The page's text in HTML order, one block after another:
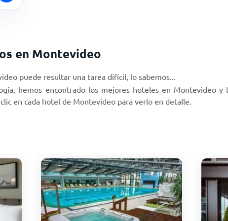
en Montevideo
puede resultar una tarea difícil, lo sabemos...
hemos encontrado los mejores hoteles en Montevideo y
en cada hotel de Montevideo para verlo en detalle.